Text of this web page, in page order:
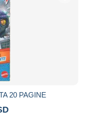
20 PAGINE